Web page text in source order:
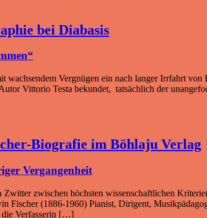
bei Diabasis
wachsendem Vergnügen ein nach langer Irrfahrt
Vittorio Testa bekundet, tatsächlich der
Biografie im Böhlaju Verlag
Vergangenheit
Zwitter zwischen höchsten wissenschaftlichen
Fischer (1886-1960) Pianist, Dirigent,
die Verfasserin […]